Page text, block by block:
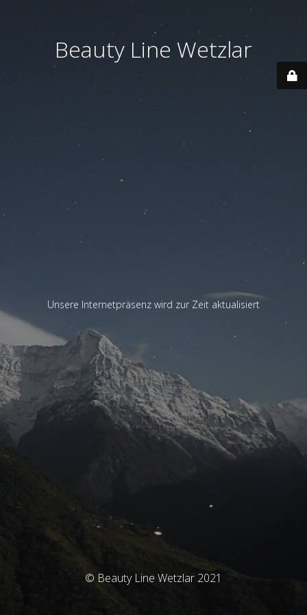
Beauty Line Wetzlar
Unsere Internetpräsenz wird zur Zeit aktualisiert
© Beauty Line Wetzlar 2021